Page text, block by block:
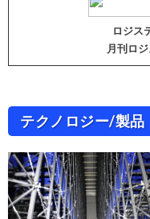
ロジス
月刊ロ
テクノロジー/製品